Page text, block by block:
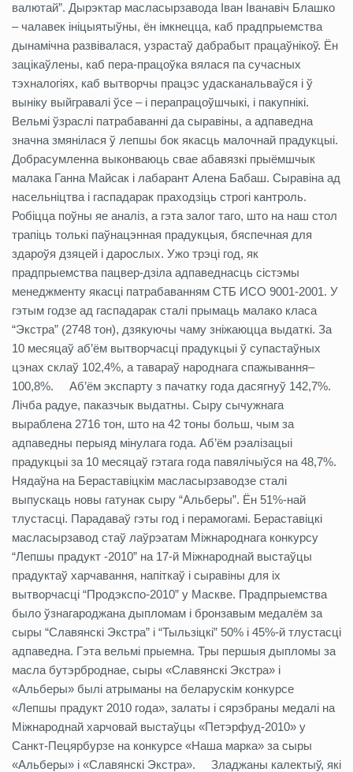
валютай”. Дырэктар масласырзавода Іван Іванавіч Блашко
– чалавек ініцыятыўны, ён імкнецца, каб прадпрыемства
дынамічна развівалася, узрастаў дабрабыт працаўнікоў. Ён
зацікаўлены, каб пера-працоўка вялася па сучасных
тэхналогіях, каб вытворчы працэс удасканальваўся і ў
выніку выйгравалі ўсе – і перапрацоўшчыкі, і пакупнікі.
Вельмі ўзраслі патрабаванні да сыравіны, а адпаведна
значна змянілася ў лепшы бок якасць малочнай прадукцыі.
Добрасумленна выконваюць свае абавязкі прыёмшчык
малака Ганна Майсак і лабарант Алена Бабаш. Сыравіна ад
насельніцтва і гаспадарак праходзіць строгі кантроль.
Робіцца поўны яе аналіз, а гэта залог таго, што на наш стол
трапіць толькі паўнацэнная прадукцыя, бяспечная для
здароўя дзяцей і дарослых. Ужо трэці год, як
прадпрыемства пацвер-дзіла адпаведнасць сістэмы
менеджменту якасці патрабаванням СТБ ИСО 9001-2001. У
гэтым годзе ад гаспадарак сталі прымаць малако класа
“Экстра” (2748 тон), дзякуючы чаму зніжаюцца выдаткі. За
10 месяцаў аб’ём вытворчасці прадукцыі ў супастаўных
цэнах склаў 102,4%, а тавараў народнага спажывання–
100,8%.
Аб’ём экспарту з пачатку года дасягнуў 142,7%.
Лічба радуе, паказчык выдатны. Сыру сычужнага
выраблена 2716 тон, што на 42 тоны больш, чым за
адпаведны перыяд мінулага года. Аб’ём рэалізацыі
прадукцыі за 10 месяцаў гэтага года павялічыўся на 48,7%.
Нядаўна на Бераставіцкім масласырзаводзе сталі
выпускаць новы гатунак сыру “Альберы”. Ён 51%-най
тлустасці. Парадаваў гэты год і перамогамі. Бераставіцкі
масласырзавод стаў лаўрэатам Міжнароднага конкурсу
“Лепшы прадукт -2010” на 17-й Міжнароднай выстаўцы
прадуктаў харчавання, напіткаў і сыравіны для іх
вытворчасці “Продэкспо-2010” у Маскве. Прадпрыемства
было ўзнагароджана дыпломам і бронзавым медалём за
сыры “Славянскі Экстра” і “Тыльзіцкі” 50% і 45%-й тлустасці
адпаведна. Гэта вельмі прыемна. Тры першыя дыпломы за
масла бутэрброднае, сыры «Славянскі Экстра» і
«Альберы» былі атрыманы на беларускім конкурсе
«Лепшы прадукт 2010 года», залаты і сярэбраны медалі на
Міжнароднай харчовай выстаўцы «Петэрфуд-2010» у
Санкт-Пецярбурзе на конкурсе «Наша марка» за сыры
«Альберы» і «Славянскі Экстра».
Зладжаны калектыў, які